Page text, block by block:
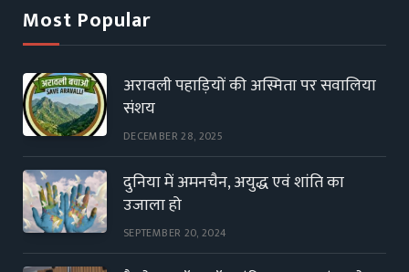
Most Popular
अरावली पहाड़ियों की अस्मिता पर सवालिया
संशय
DECEMBER 28, 2025
दुनिया में अमनचैन, अयुद्ध एवं शांति का
उजाला हो
SEPTEMBER 20, 2024